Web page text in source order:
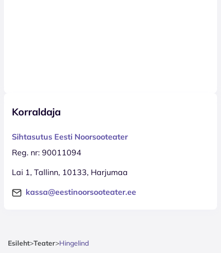
Korraldaja
Sihtasutus Eesti Noorsooteater
Reg. nr: 90011094
Lai 1, Tallinn, 10133, Harjumaa
kassa@eestinoorsooteater.ee
Esileht>Teater>Hingelind